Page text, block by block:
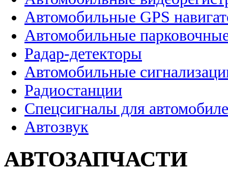
Автомобильные GPS
Автомобильные
Радар-детекторы
Автомобильные
Радиостанции
Спецсигналы для
Автозвук
АВТОЗАПЧАСТИ